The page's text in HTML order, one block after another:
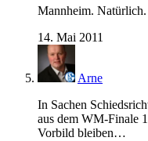
Mannheim. Natürlich.
14. Mai 2011
Arne
In Sachen
aus dem WM-Finale
Vorbild bleiben…